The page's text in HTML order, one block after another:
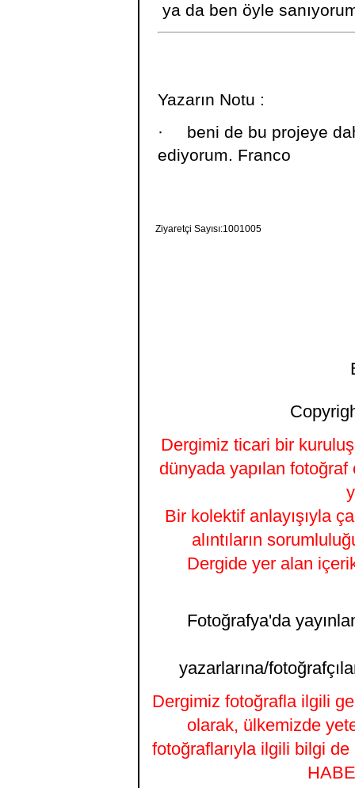
ya da ben öyle
Yazarın Notu :
· beni de bu projeye
ediyorum. Franco
Ziyaretçi Sayısı:1001005
Dergimiz ticari bir kuruluş
dünyada yapılan fotoğraf
Bir kolektif anlayışıyla
alıntıların
Dergide yer alan
Fotoğrafya'da
yazarlarına/
Dergimiz fotoğrafla ilgili
olarak, ülkemizde
fotoğraflarıyla ilgili bilgi